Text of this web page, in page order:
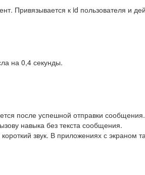
Привязывается к id пользователя и
на 0,4 секунды.
после успешной отправки
навыка без текста сообщения.
звук. В приложениях с экраном